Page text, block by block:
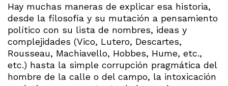
Hay muchas maneras de explicar esa historia,
desde la filosofía y su mutación a pensamiento
político con su lista de nombres, ideas y
complejidades (Vico, Lutero, Descartes,
Rousseau, Machiavello, Hobbes, Hume, etc.,
etc.) hasta la simple corrupción pragmática del
hombre de la calle o del campo, la intoxicación